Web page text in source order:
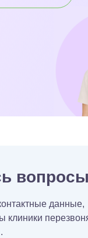
данные,
клиники